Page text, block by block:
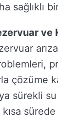
sağlıklı
ve
çözüme
sürekli